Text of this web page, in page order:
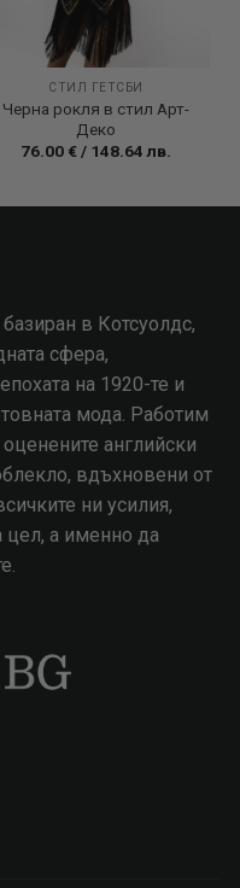
СТИЛ ГЕТСБИ
Черна рокля в стил Арт-
Деко
76.00 € / 148.64 лв.
в Котсуолдс,
сфера,
на 1920-те и
мода. Работим
английски
вдъхновени от
ни усилия,
цел, а именно да